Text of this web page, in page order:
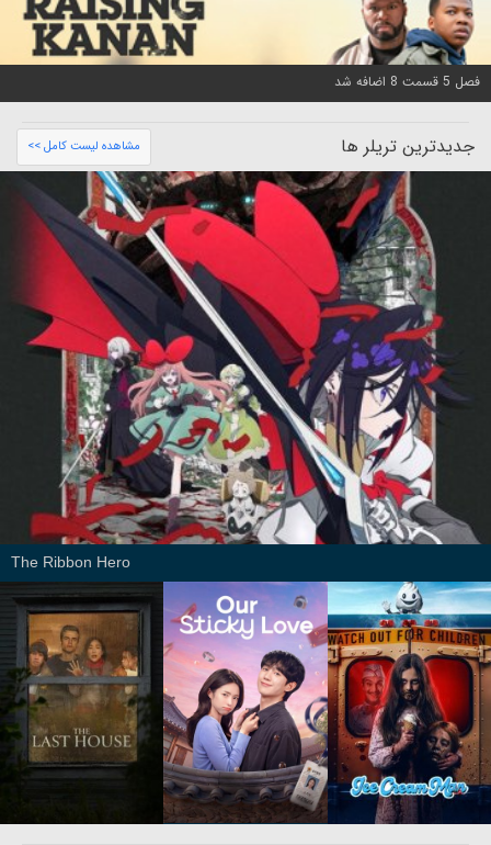
فصل 5 قسمت 8 اضافه شد
جدیدترین تریلر ها مشاهده لیست کامل >>
The Ribbon Hero